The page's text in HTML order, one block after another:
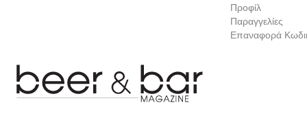
Προφίλ
Παραγγελίες
Επαναφορά